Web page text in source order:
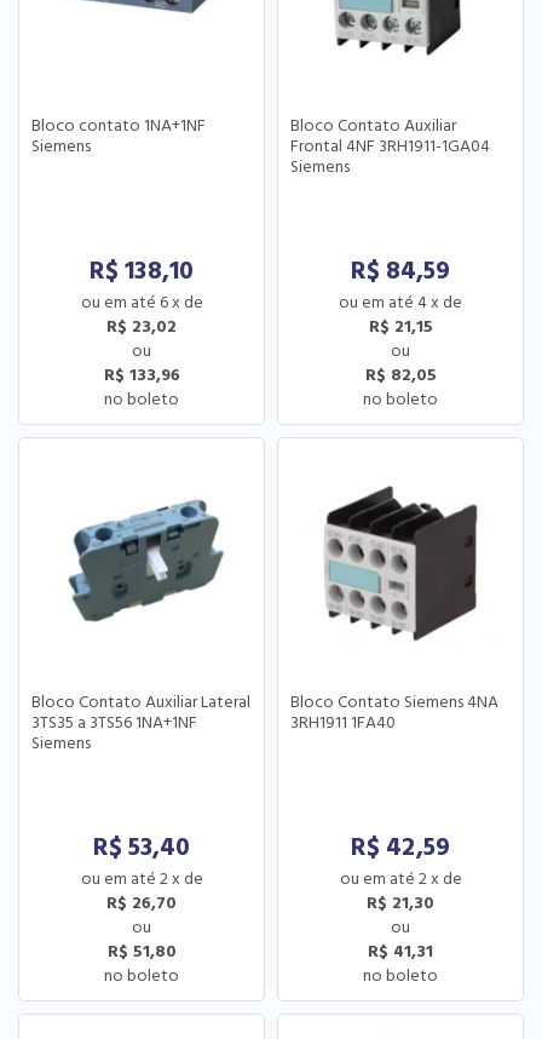
Bloco contato 1NA+1NF
Siemens
R$ 138,10
6x de
R$ 23,02
R$ 133,96
Bloco Contato Auxiliar
Frontal 4NF 3RH1911-1GA04
Siemens
R$ 84,59
4x de
R$ 21,15
R$ 82,05
Bloco Contato Auxiliar Lateral
3TS35 a 3TS56 1NA+1NF
Siemens
R$ 53,40
2x de
R$ 26,70
R$ 51,80
Bloco Contato Siemens 4NA
3RH1911 1FA40
R$ 42,59
2x de
R$ 21,30
R$ 41,31